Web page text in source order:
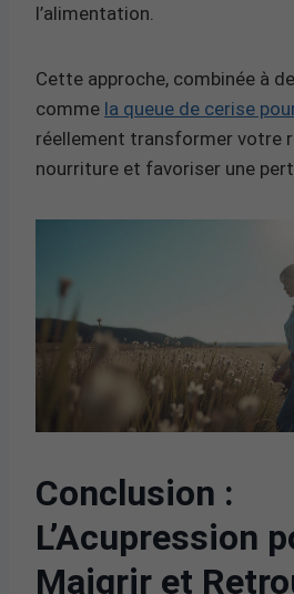
l’alimentation.
Cette approche, combinée à
comme la queue de cerise
réellement transformer votre
nourriture et favoriser une
Conclusion :
L’Acupression
Maigrir et